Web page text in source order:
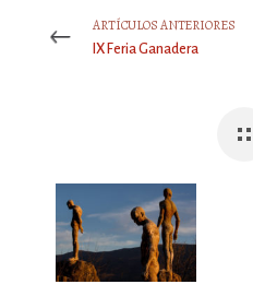
ARTÍCULOS ANTERIORES
IX Feria Ganadera